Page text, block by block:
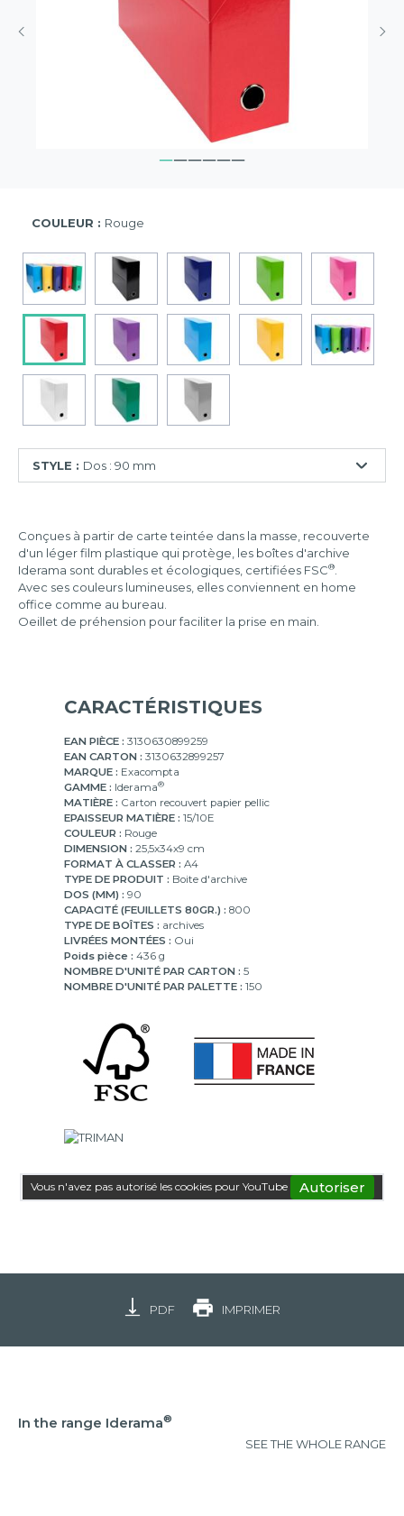
COULEUR : Rouge
STYLE : Dos : 90 mm
90
mm
Conçues à partir de carte teintée dans la masse, recouverte
d'un léger film plastique qui protège, les boîtes d'archive
Iderama sont durables et écologiques, certifiées FSC®
Avec ses couleurs lumineuses, elles conviennent en home
office comme au bureau.
Oeillet de préhension pour faciliter la prise en main.
CARACTÉRISTIQUES
EAN PIÈCE : 3130630899259
EAN CARTON : 3130632899257
MARQUE : Exacompta
GAMME : Iderama®
MATIÈRE : Carton recouvert papier pellic
EPAISSEUR MATIÈRE : 15/10E
COULEUR : Rouge
DIMENSION : 25,5x34x9 cm
FORMAT À CLASSER : A4
TYPE DE PRODUIT : Boite d'archive
DOS (MM) : 90
CAPACITÉ (FEUILLETS 80GR.) : 800
TYPE DE BOÎTES : archives
LIVRÉES MONTÉES : Oui
Poids pièce : 436 g
NOMBRE D'UNITÉ PAR CARTON : 5
NOMBRE D'UNITÉ PAR PALETTE : 150
Vous n'avez pas autorisé les cookies pour YouTube Autoriser
PDF IMPRIMER
In the range Iderama®
SEE THE WHOLE RANGE